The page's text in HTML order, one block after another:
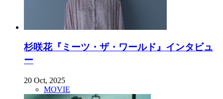
杉咲花『ミーツ・ザ・ワールド』インタビュ
ー
20 Oct, 2025
MOVIE